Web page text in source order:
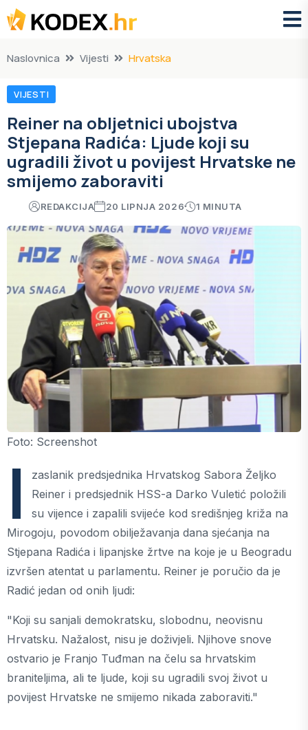
Naslovnica Vijesti Hrvatska
VIJESTI
Reiner na obljetnici ubojstva
Stjepana Radića: Ljude koji su
ugradili život u povijest Hrvatske ne
smijemo zaboraviti
REDAKCIJA 20 LIPNJA 2026 1 MINUTA
Foto: Screenshot
I
zaslanik predsjednika Hrvatskog Sabora Željko
Reiner i predsjednik HSS-a Darko Vuletić položili
su vijence i zapalili svijeće kod središnjeg križa na
Mirogoju, povodom obilježavanja dana sjećanja na
Stjepana Radića i lipanjske žrtve na koje je u Beogradu
izvršen atentat u parlamentu. Reiner je poručio da je
Radić jedan od onih ljudi:
"Koji su sanjali demokratsku, slobodnu, neovisnu
Hrvatsku. Nažalost, nisu je doživjeli. Njihove snove
ostvario je Franjo Tuđman na čelu sa hrvatskim
braniteljima, ali te ljude, koji su ugradili svoj život u
povijest Hrvatske ne smijemo nikada zaboraviti."